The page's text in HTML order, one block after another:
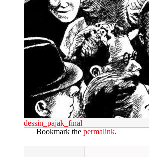
dessin_pajak_final
Bookmark the permalink.